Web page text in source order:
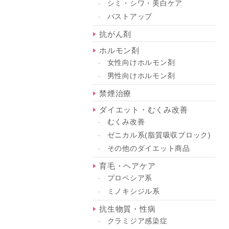
シミ・シワ・美白ケア
バストアップ
抗がん剤
ホルモン剤
女性向けホルモン剤
男性向けホルモン剤
禁煙治療
ダイエット・むくみ改善
むくみ改善
ゼニカル系(脂質吸収ブロック)
その他のダイエット商品
育毛・ヘアケア
プロペシア系
ミノキシジル系
抗生物質・性病
クラミジア感染症